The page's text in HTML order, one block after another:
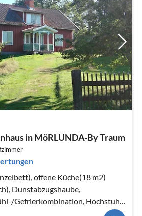
in MöRLUNDA-By Traum
offene Küche(18 m2)
Dunstabzugshaube,
Gefrierkombination, Hochstuhl,